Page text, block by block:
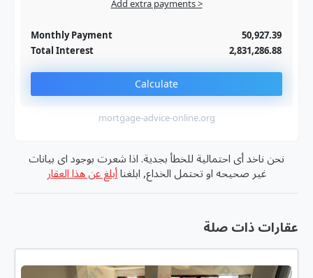
Add extra payments >
Monthly Payment
50,927.39
Total Interest
2,831,286.88
Calculate
mortgage-advice-online.org
نحن ناخد أى احتمالية للخطأ بجدية. اذا شعرت بوجود اى بيانات
غير صحيحه او تحتمل الخداع, ابلغنا أبلغ عن هذا العقار
عقارات ذات صلة